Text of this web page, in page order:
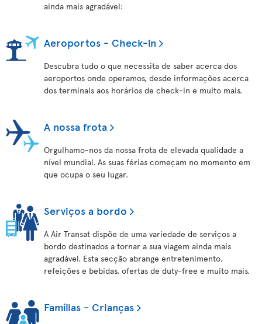
ainda mais agradável:
Aeroportos - Check-in
Descubra tudo o que necessita de saber acerca dos
aeroportos onde operamos, desde informações acerca
dos terminais aos horários de check-in e muito mais.
A nossa frota
Orgulhamo-nos da nossa frota de elevada qualidade a
nível mundial. As suas férias começam no momento em
que ocupa o seu lugar.
Serviços a bordo
A Air Transat dispõe de uma variedade de serviços a
bordo destinados a tornar a sua viagem ainda mais
agradável. Esta secção abrange entretenimento,
refeições e bebidas, ofertas de duty-free e muito mais.
Famílias - Crianças